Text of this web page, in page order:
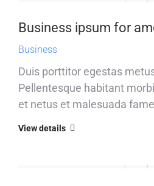
Business ipsum for
Business
Duis porttitor egestas
Pellentesque habitant
et netus et malesuada
View details